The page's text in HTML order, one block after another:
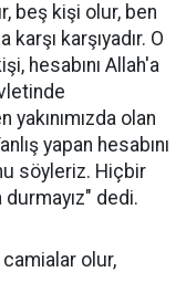
beş kişi olur, ben
karşıyadır. O
hesabını Allah'a
olan
yapan hesabını
söyleriz. Hiçbir
durmayız" dedi.
olur,